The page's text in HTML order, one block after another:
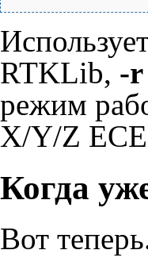
RTKLib, -r
режим
X/Y/Z
Когда
Вот